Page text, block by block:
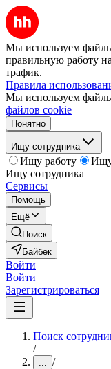
Мы используем
правильную работу
трафик.
Правила
Мы используем
файлов cookie
Понятно
Ищу сотрудника
Ищу работу
Ищу
Ищу сотрудника
Сервисы
Помощь
Ещё
Поиск
Байбек
Войти
Войти
Зарегистрироваться
Поиск
/
... /